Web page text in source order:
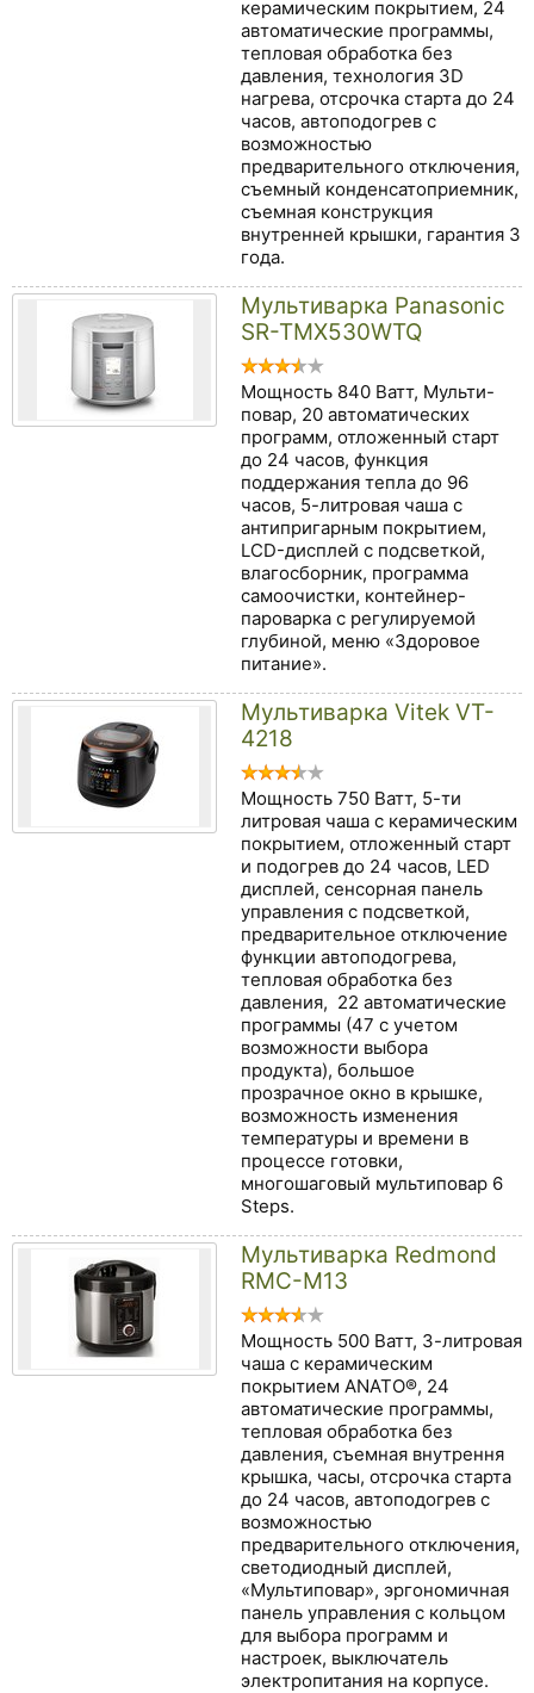
керамическим покрытием, 24
автоматические программы,
тепловая обработка без
давления, технология 3D
нагрева, отсрочка старта до 24
часов, автоподогрев с
возможностью
предварительного отключения,
съемный конденсатоприемник,
съемная конструкция
внутренней крышки, гарантия 3
года.
Мультиварка Panasonic
SR-TMX530WTQ
Мощность 840 Ватт, Мульти-
повар, 20 автоматических
программ, отложенный старт
до 24 часов, функция
поддержания тепла до 96
часов, 5-литровая чаша с
антипригарным покрытием,
LCD-дисплей с подсветкой,
влагосборник, программа
самоочистки, контейнер-
пароварка с регулируемой
глубиной, меню «Здоровое
питание».
Мультиварка Vitek VT-
4218
Мощность 750 Ватт, 5-ти
литровая чаша с керамическим
покрытием, отложенный старт
и подогрев до 24 часов, LED
дисплей, сенсорная панель
управления с подсветкой,
предварительное отключение
функции автоподогрева,
тепловая обработка без
давления, 22 автоматические
программы (47 с учетом
возможности выбора
продукта), большое
прозрачное окно в крышке,
возможность изменения
температуры и времени в
процессе готовки,
многошаговый мультиповар 6
Steps.
Мультиварка Redmond
RMC-M13
Мощность 500 Ватт, 3-литровая
чаша с керамическим
покрытием ANATO®, 24
автоматические программы,
тепловая обработка без
давления, съемная внутрення
крышка, часы, отсрочка старта
до 24 часов, автоподогрев с
возможностью
предварительного отключения,
светодиодный дисплей,
«Мультиповар», эргономичная
панель управления с кольцом
для выбора программ и
настроек, выключатель
электропитания на корпусе.